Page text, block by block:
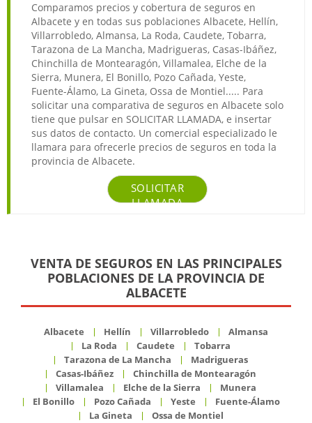
Comparamos precios y cobertura de seguros en
Albacete y en todas sus poblaciones Albacete, Hellín,
Villarrobledo, Almansa, La Roda, Caudete, Tobarra,
Tarazona de La Mancha, Madrigueras, Casas-Ibáñez,
Chinchilla de Montearagón, Villamalea, Elche de la
Sierra, Munera, El Bonillo, Pozo Cañada, Yeste,
Fuente-Álamo, La Gineta, Ossa de Montiel..... Para
solicitar una comparativa de seguros en Albacete solo
tiene que pulsar en SOLICITAR LLAMADA, e insertar
sus datos de contacto. Un comercial especializado le
llamara para ofrecerle precios de seguros en toda la
provincia de Albacete.
SOLICITAR
LLAMADA
VENTA DE SEGUROS EN LAS PRINCIPALES
POBLACIONES DE LA PROVINCIA DE
ALBACETE
Albacete Hellín Villarrobledo
Almansa
La Roda
Caudete
Tobarra
Tarazona de La Mancha
Madrigueras
Casas-Ibáñez
Chinchilla de Montearagón
Villamalea
Elche de la Sierra
Munera
El Bonillo
Pozo Cañada Yeste
Fuente-Álamo
La Gineta
Ossa de Montiel